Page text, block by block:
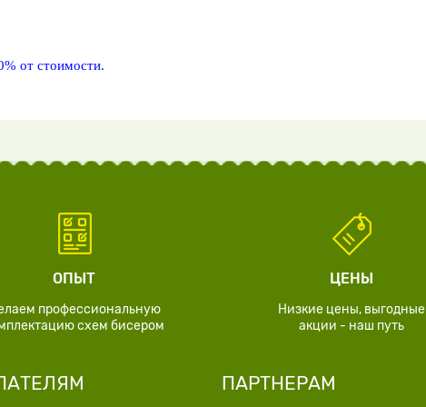
от стоимости.
ОПЫТ
профессиональную
схем бисером
ЦЕНЫ
Низкие цены, выгодные
акции - наш путь
ПАРТНЕРАМ